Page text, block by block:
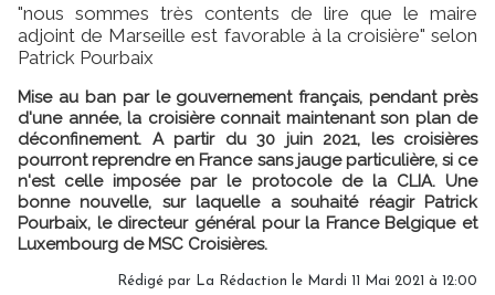
"nous sommes très contents de lire que le maire
adjoint de Marseille est favorable à la croisière" selon
Patrick Pourbaix
Mise au ban par le gouvernement français, pendant près
d'une année, la croisière connait maintenant son plan de
déconfinement. A partir du 30 juin 2021, les croisières
pourront reprendre en France sans jauge particulière, si ce
n'est celle imposée par le protocole de la CLIA. Une
bonne nouvelle, sur laquelle a souhaité réagir Patrick
Pourbaix, le directeur général pour la France Belgique et
Luxembourg de MSC Croisières.
Rédigé par La Rédaction le Mardi 11 Mai 2021 à 12:00